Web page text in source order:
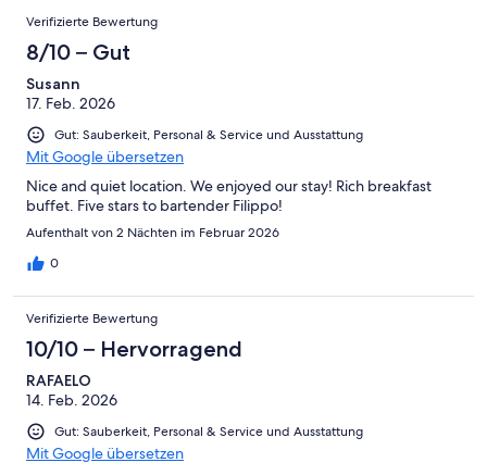
Verifizierte Bewertung
8/10 – Gut
Susann
17. Feb. 2026
Gut: Sauberkeit, Personal & Service und Ausstattung
Mit Google übersetzen
Nice and quiet location. We enjoyed our stay! Rich breakfast
buffet. Five stars to bartender Filippo!
Aufenthalt von 2 Nächten im Februar 2026
0
Verifizierte Bewertung
10/10 – Hervorragend
RAFAELO
14. Feb. 2026
Gut: Sauberkeit, Personal & Service und Ausstattung
Mit Google übersetzen